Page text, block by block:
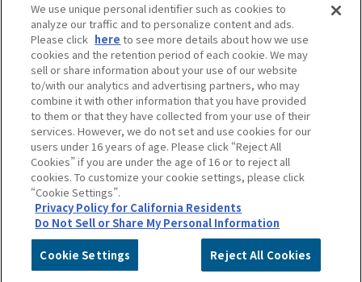
プライバシーオプション
商品（ガンプラ）に関するお問い合わせ
Do Not Sell or Share My Personal Information
カスタマーハラスメントに 対する基本的な対応方針
©創通・サンライズ ©創通・サンライズ・MBS©サンライズ
©サンライズ・MBS
※本サイト上で使用している画像は、イメージです。
We use unique personal identifier such as cookies to
analyze our traffic and to personalize content and ads.
Please click here to see more details about how we use
cookies and the retention period of each cookie. We may
sell or share information about your use of our website
to/with our analytics and advertising partners, who may
combine it with other information that you have provided
to them or that they have collected from your use of their
services. However, we do not set and use cookies for our
users under 16 years of age. Please click “Reject All
Cookies” if you are under the age of 16 or to reject all
cookies. To customize your cookie settings, please click
“Cookie Settings”.
Privacy Policy for California Residents
Do Not Sell or Share My Personal Information
Cookie Settings Reject All Cookies